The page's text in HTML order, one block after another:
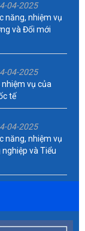
04-2025
năng, nhiệm vụ
và Đổi mới
04-2025
vụ của
tế
04-2025
năng, nhiệm vụ
và Tiểu